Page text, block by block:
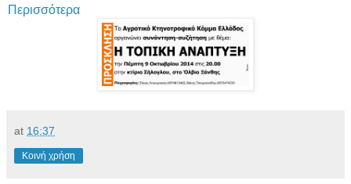
Περισσότερα
at 16:37
Κοινή χρήση